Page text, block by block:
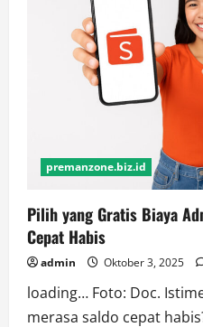
premanzone.biz.id
Pilih yang Gratis Biaya
Cepat Habis
admin Oktober 3, 2025
loading… Foto: Doc.
merasa saldo cepat